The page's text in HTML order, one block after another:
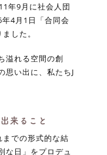
年9月に社会人団
4月1日「合同会
した。​
溢れる空間の創
思い出に、私たちJ
来ること
での形式的な結
な日」をプロデュ